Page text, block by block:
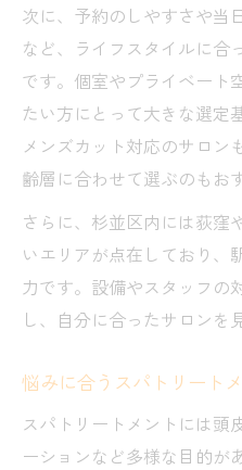
次に、予約のしやすさや当
など、ライフスタイルに合
です。個室やプライベート
たい方にとって大きな選定
メンズカット対応のサロン
齢層に合わせて選ぶのもお
さらに、杉並区内には荻窪
いエリアが点在しており、
力です。設備やスタッフの
し、自分に合ったサロンを
悩みに合うスパトリート
スパトリートメントには頭
ーションなど多様な目的が